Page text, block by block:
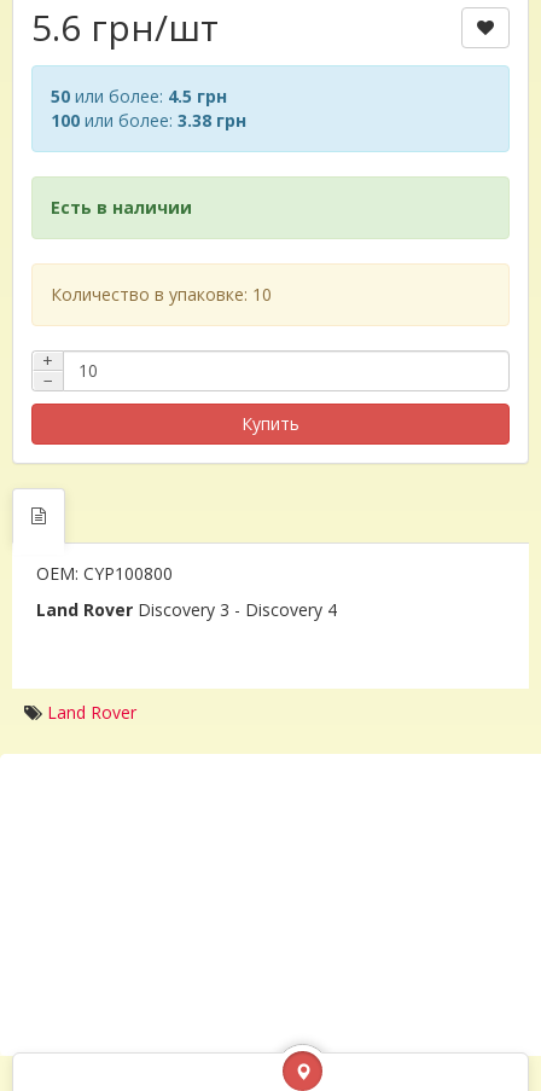
5.6 грн/шт
50 или более: 4.5 грн
100 или более: 3.38 грн
Есть в наличии
Количество в упаковке: 10
+
−
Купить
OEM: CYP100800
Land Rover Discovery 3 - Discovery 4
Land Rover